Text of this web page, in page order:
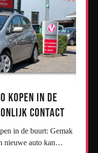
Kopen in de
Contact
nieuwe auto kan…